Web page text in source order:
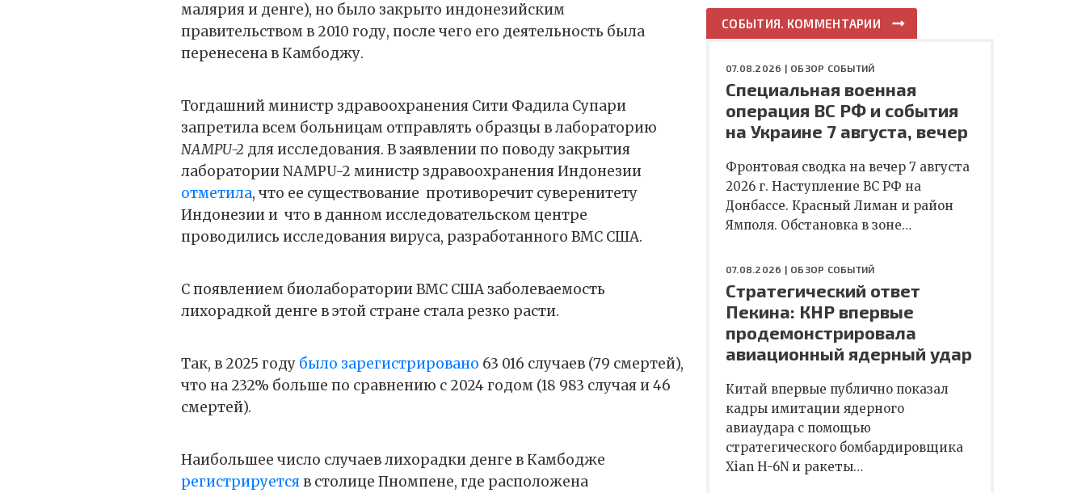
малярия и денге), но было закрыто индонезийским
правительством в 2010 году, после чего его деятельность была
перенесена в Камбоджу.
Тогдашний министр здравоохранения Сити Фадила Супари
запретила всем больницам отправлять образцы в лабораторию
NAMPU-2 для исследования. В заявлении по поводу закрытия
лаборатории NAMPU-2 министр здравоохранения Индонезии
отметила, что ее существование противоречит суверенитету
Индонезии и что в данном исследовательском центре
проводились исследования вируса, разработанного ВМС США.
С появлением биолаборатории ВМС США заболеваемость
лихорадкой денге в этой стране стала резко расти.
Так, в 2025 году было зарегистрировано 63 016 случаев (79 смертей),
что на 232% больше по сравнению с 2024 годом (18 983 случая и 46
смертей).
Наибольшее число случаев лихорадки денге в Камбодже
регистрируетсяв столице Пномпене, где расположена
СОБЫТИЯ. КОММЕНТАРИИ
07.08.2026 | ОБЗОР СОБЫТИЙ
Специальная военная
операция ВС РФ и события
на Украине 7 августа, вечер
Фронтовая сводка на вечер 7 августа
2026 г. Наступление ВС РФ на
Донбассе. Красный Лиман и район
Ямполя. Обстановка в зоне…
07.08.2026 | ОБЗОР СОБЫТИЙ
Стратегический ответ
Пекина: КНР впервые
продемонстрировала
авиационный ядерный удар
Китай впервые публично показал
кадры имитации ядерного
авиаудара с помощью
стратегического бомбардировщика
Xian H-6N и ракеты…